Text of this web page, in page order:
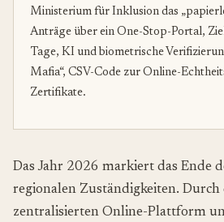
Ministerium für Inklusion das
Anträge über ein One-Stop-Portal,
Tage, KI und biometrische
Mafia“, CSV-Code zur Online-
Zertifikate.
Das Jahr 2026 markiert das Ende
regionalen Zuständigkeiten.
zentralisierten Online-Plattform